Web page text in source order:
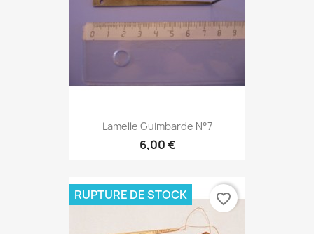
Lamelle Guimbarde N°7
6,00 €
RUPTURE DE STOCK favorite_border